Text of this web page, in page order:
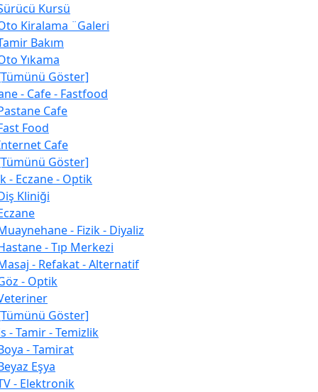
Kursü
Kiralama ¨Galeri
Bakım
Yıkama
Göster]
- Cafe - Fastfood
Cafe
Food
Cafe
Göster]
- Eczane - Optik
Kliniği
- Fizik - Diyaliz
- Tıp Merkezi
- Refakat - Alternatif
- Optik
Göster]
- Tamir - Temizlik
- Tamirat
Eşya
- Elektronik